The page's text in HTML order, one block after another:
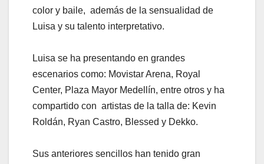
color y baile, además de la sensualidad de
Luisa y su talento interpretativo.
Luisa se ha presentando en grandes
escenarios como: Movistar Arena, Royal
Center, Plaza Mayor Medellín, entre otros y ha
compartido con artistas de la talla de: Kevin
Roldán, Ryan Castro, Blessed y Dekko.
Sus anteriores sencillos han tenido gran